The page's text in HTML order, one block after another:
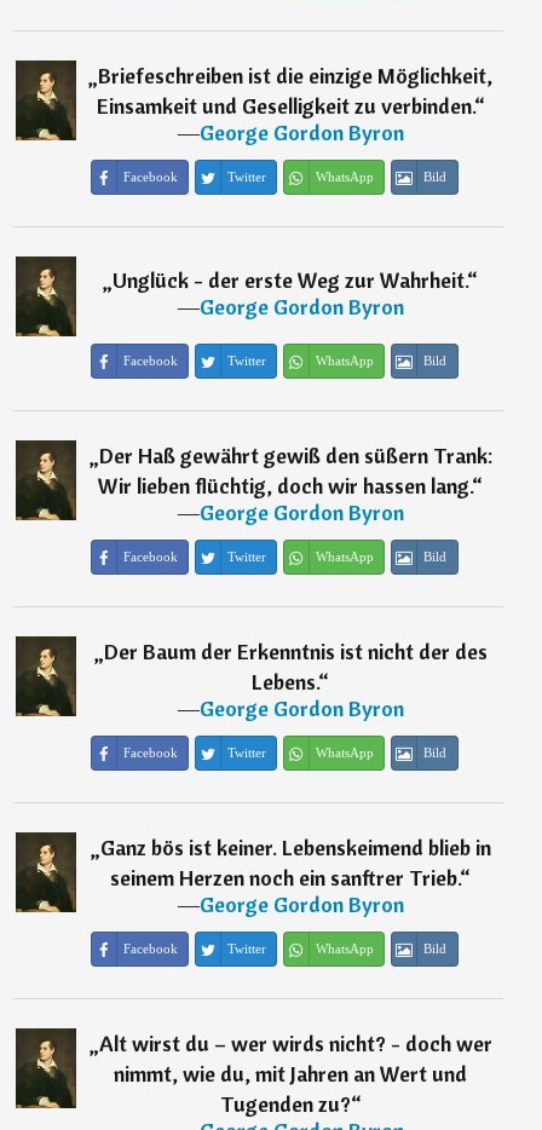
„Briefeschreiben ist die einzige Möglichkeit,
Einsamkeit und Geselligkeit zu verbinden.“
―George Gordon Byron
Facebook Twitter WhatsApp Bild
„Unglück - der erste Weg zur Wahrheit.“
―George Gordon Byron
Facebook Twitter WhatsApp Bild
„Der Haß gewährt gewiß den süßern Trank:
Wir lieben flüchtig, doch wir hassen lang.“
―George Gordon Byron
Facebook Twitter WhatsApp Bild
„Der Baum der Erkenntnis ist nicht der des
Lebens.“
―George Gordon Byron
Facebook Twitter WhatsApp Bild
„Ganz bös ist keiner. Lebenskeimend blieb in
seinem Herzen noch ein sanftrer Trieb.“
―George Gordon Byron
Facebook Twitter WhatsApp Bild
„Alt wirst du – wer wirds nicht? - doch wer
nimmt, wie du, mit Jahren an Wert und
Tugenden zu?“